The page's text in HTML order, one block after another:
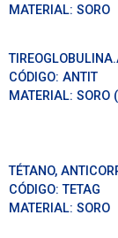
MATERIAL: SORO
CÓDIGO: ANTIT
MATERIAL: SORO
TÉTANO,
CÓDIGO:TETAG
MATERIAL: SORO